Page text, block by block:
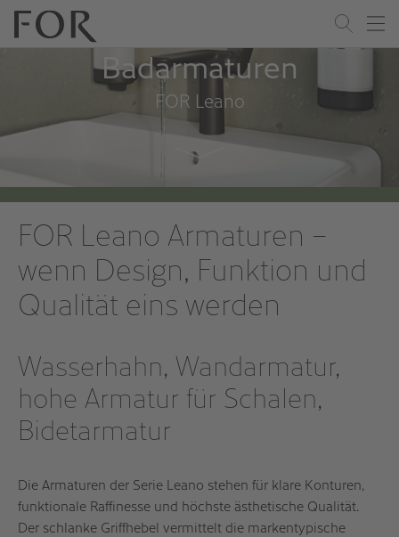
Zum Inhalt springen
Katalog Download
Badarmaturen
FOR Leano
FOR Leano Armaturen –
wenn Design, Funktion und
Qualität eins werden
Wasserhahn, Wandarmatur,
hohe Armatur für Schalen,
Bidetarmatur
Die Armaturen der Serie Leano stehen für klare Konturen,
funktionale Raffinesse und höchste ästhetische Qualität.
Der schlanke Griffhebel vermittelt die markentypische